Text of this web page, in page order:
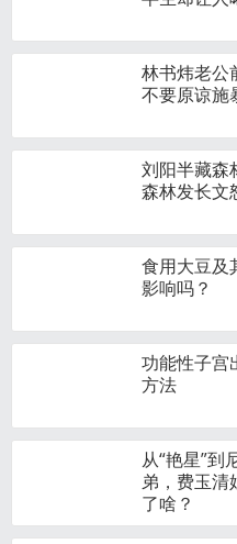
林书炜老公
不要原谅施
刘阳半藏森
森林发长文
食用大豆及
影响吗？
功能性子宫
方法
从“艳星”到
弟，费玉清
了啥？